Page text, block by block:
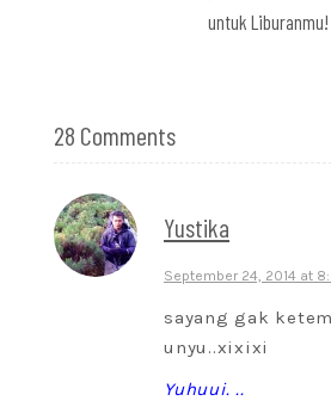
untuk Liburanmu!
28 Comments
Yustika
September 24, 2014 at
sayang gak
unyu..xixixi
Yuhuui. ..